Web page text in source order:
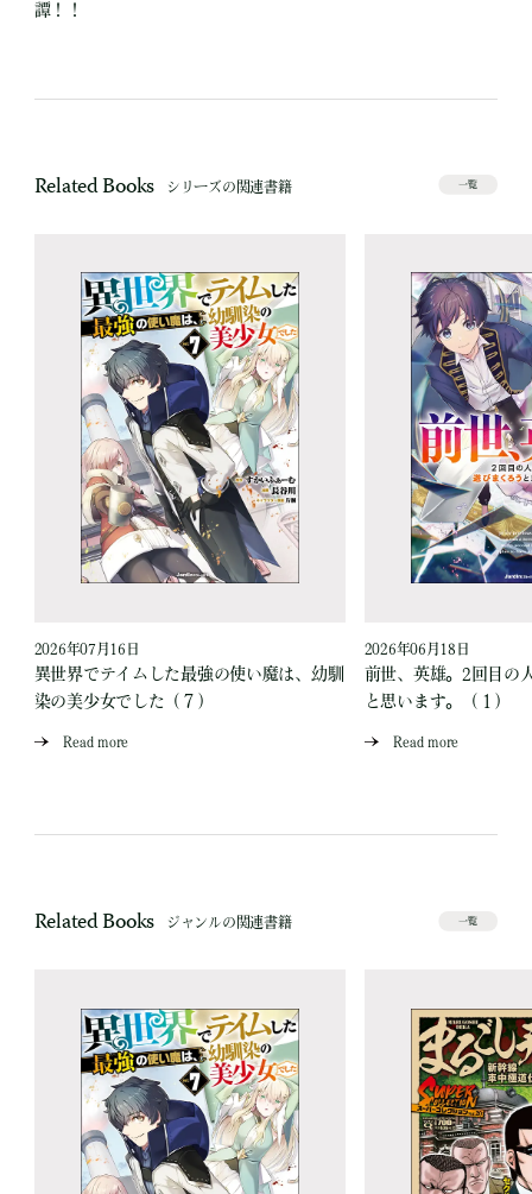
譚！！
Related Books シリーズの関連書籍 一覧
2026年07月16日
異世界でテイムした最強の使い魔は、幼馴
染の美少女でした（７）
Read more
2026年06月18日
前世、英雄。2回目の
と思います。（１）
Read more
Related Books ジャンルの関連書籍 一覧